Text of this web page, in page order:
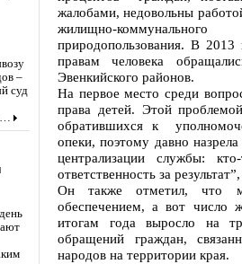
–
суд
жалобами, недовольны
жилищно-
природопользования. В
правам человека
Эвенкийского районов.
На первое место среди
права детей. Этой
обратившихся к
опеки, поэтому давно
централизации службы:
ответственность за
Он также отметил, что
обеспечением, а вот число
итогам года выросло на
обращений граждан,
народов на территории края.